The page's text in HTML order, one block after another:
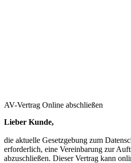
AV-Vertrag Online abschließen
Lieber Kunde,
die aktuelle Gesetzgebung zum
erforderlich, eine Vereinbarung zur
abzuschließen. Dieser Vertrag kann